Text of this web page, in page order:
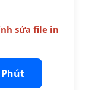
sửa file in
Phút